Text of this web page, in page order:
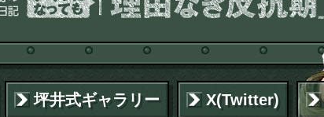
坪井式ギャラリー X(Twitter)